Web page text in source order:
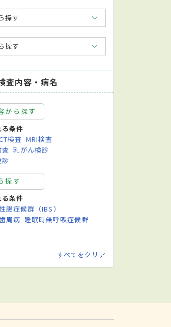
探す
探す
査内容・病名
から探す
条件
検査 MRI検査
査 乳がん検診
探す
条件
腸症候群（IBS）
周病 睡眠時無呼吸症候群
すべてをクリア